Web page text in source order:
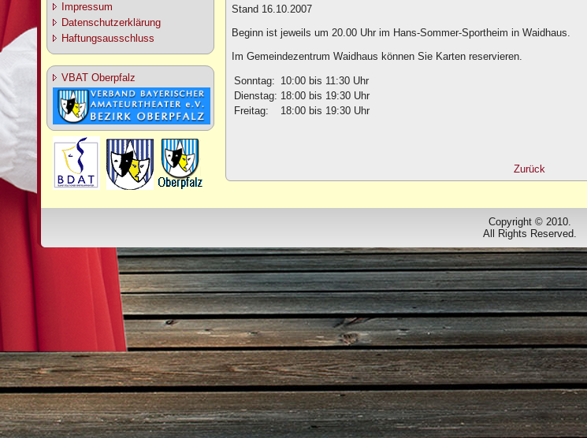
Impressum
Datenschutzerklärung
Haftungsausschluss
VBAT Oberpfalz
Stand 16.10.2007
Beginn ist jeweils um 20.00 Uhr im Hans-Sommer-Sportheim in Waidhaus.
Im Gemeindezentrum Waidhaus können Sie Karten reservieren.
Sonntag: 10:00 bis 11:30 Uhr
Dienstag: 18:00 bis 19:30 Uhr
Freitag:
18:00 bis 19:30 Uhr
Zurück
Copyright © 2010.
All Rights Reserved.
Designed by www.dorfbuehne.de